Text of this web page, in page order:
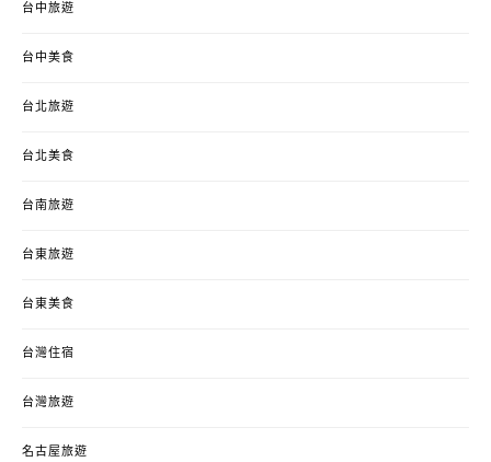
台中旅遊
台中美食
台北旅遊
台北美食
台南旅遊
台東旅遊
台東美食
台灣住宿
台灣旅遊
名古屋旅遊